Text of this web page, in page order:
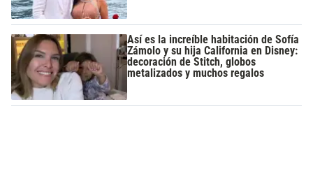
Así es la increíble habitación de Sofía
Zámolo y su hija California en Disney:
decoración de Stitch, globos
metalizados y muchos regalos